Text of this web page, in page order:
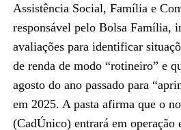
Assistência Social, Família e
responsável pelo Bolsa Família,
avaliações para identificar
de renda de modo “rotineiro” e
agosto do ano passado para
em 2025. A pasta afirma que o
(CadÚnico) entrará em operação